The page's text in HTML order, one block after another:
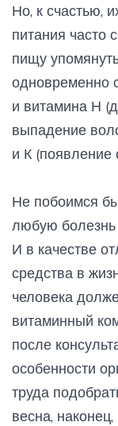
Но, к счастью,
питания часто
пищу
одновременно
и витамина Н
выпадение
и К (появление
Не побоимся
любую болезнь
И в качестве
средства в
человека
витаминный
после
особенности
труда
весна,